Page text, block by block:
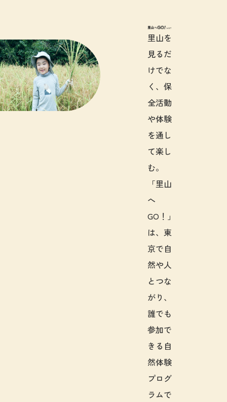
里山へGO!と
里山を
見るだ
けでな
く、保
全活動
や体験
を通し
て楽し
む。
「里山
へ
GO！」
は、東
京で自
然や人
とつな
がり、
誰でも
参加で
きる自
然体験
プログ
ラムで